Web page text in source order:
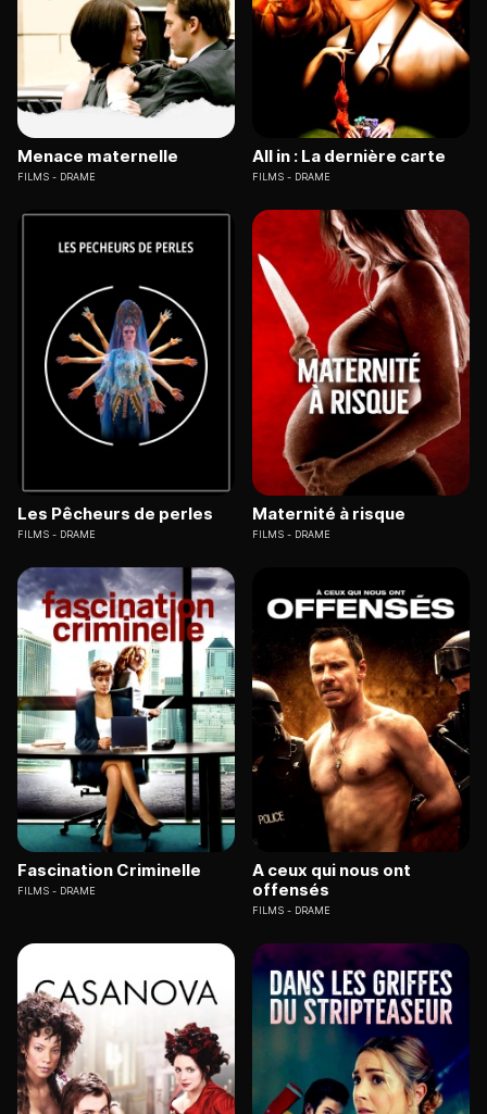
Menace maternelle
FILMS DRAME
All in : La dernière carte
FILMS DRAME
Les Pêcheurs de perles
FILMS DRAME
Maternité à risque
FILMS DRAME
Fascination Criminelle
FILMS DRAME
A ceux qui nous ont
offensés
FILMS DRAME